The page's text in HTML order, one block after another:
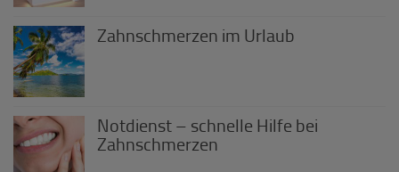
Zahnschmerzen im Urlaub
Notdienst – schnelle Hilfe bei
Zahnschmerzen